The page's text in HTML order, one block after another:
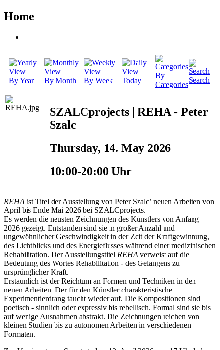
Home
By Year By Month By Week Today
By
Categories
Search
SZALCprojects | REHA - Peter
Szalc
Thursday, 14. May 2026
10:00-20:00 Uhr
REHA ist Titel der Ausstellung von Peter Szalc’ neuen Arbeiten von
April bis Ende Mai 2026 bei SZALCprojects.
Es werden die neusten Zeichnungen des Künstlers von Anfang
2026 gezeigt. Entstanden sind sie in großer Anzahl und
ungewöhnlicher Geschwindigkeit in der Zeit der Kraftgewinnung,
des Lichtblicks und des Energieflusses während einer medizinischen
Rehabilitation. Der Ausstellungstitel REHA verweist auf die
Bedeutung des Wortes Rehabilitation - des Gelangens zu
ursprünglicher Kraft.
Erstaunlich ist der Reichtum an Formen und Techniken in den
neuen Arbeiten. Der für den Künstler charakteristische
Experimentierdrang taucht wieder auf. Die Kompositionen sind
poetisch - sinnlich oder expressiv bis rebellisch. Formal sind sie bis
auf wenige Ausnahmen abstrakt. Die Zeichnungen reichen von
kleinen Studien bis zu autonomen Arbeiten in verschiedenen
Formaten.